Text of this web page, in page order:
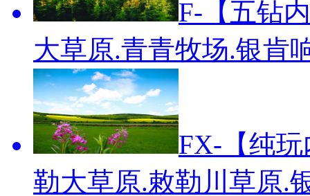
F-【五钻
大草原.青青牧场.银肯
FX-【纯
勒大草原.敕勒川草原.